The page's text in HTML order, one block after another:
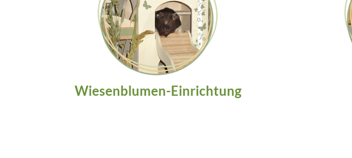
Wiesenblumen-Einrichtung